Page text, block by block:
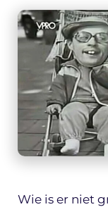
Wie is er niet